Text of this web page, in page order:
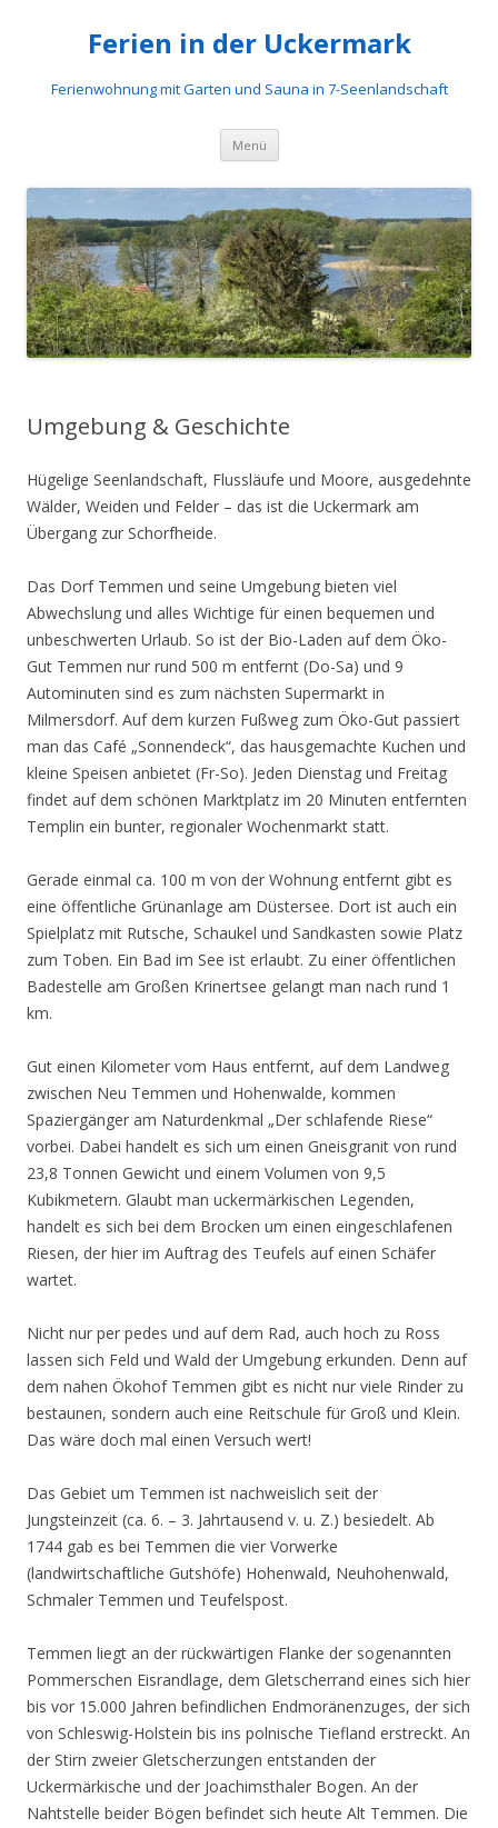
Ferien in der Uckermark
Ferienwohnung mit Garten und Sauna in 7-Seenlandschaft
Menü Zum
springen
Umgebung & Geschichte
Hügelige Seenlandschaft, Flussläufe und Moore, ausgedehnte
Wälder, Weiden und Felder – das ist die Uckermark am
Übergang zur Schorfheide.
Das Dorf Temmen und seine Umgebung bieten viel
Abwechslung und alles Wichtige für einen bequemen und
unbeschwerten Urlaub. So ist der Bio-Laden auf dem Öko-
Gut Temmen nur rund 500 m entfernt (Do-Sa) und 9
Autominuten sind es zum nächsten Supermarkt in
Milmersdorf. Auf dem kurzen Fußweg zum Öko-Gut passiert
man das Café „Sonnendeck“, das hausgemachte Kuchen und
kleine Speisen anbietet (Fr-So). Jeden Dienstag und Freitag
findet auf dem schönen Marktplatz im 20 Minuten entfernten
Templin ein bunter, regionaler Wochenmarkt statt.
Gerade einmal ca. 100 m von der Wohnung entfernt gibt es
eine öffentliche Grünanlage am Düstersee. Dort ist auch ein
Spielplatz mit Rutsche, Schaukel und Sandkasten sowie Platz
zum Toben. Ein Bad im See ist erlaubt. Zu einer öffentlichen
Badestelle am Großen Krinertsee gelangt man nach rund 1
km.
Gut einen Kilometer vom Haus entfernt, auf dem Landweg
zwischen Neu Temmen und Hohenwalde, kommen
Spaziergänger am Naturdenkmal „Der schlafende Riese“
vorbei. Dabei handelt es sich um einen Gneisgranit von rund
23,8 Tonnen Gewicht und einem Volumen von 9,5
Kubikmetern. Glaubt man uckermärkischen Legenden,
handelt es sich bei dem Brocken um einen eingeschlafenen
Riesen, der hier im Auftrag des Teufels auf einen Schäfer
wartet.
Nicht nur per pedes und auf dem Rad, auch hoch zu Ross
lassen sich Feld und Wald der Umgebung erkunden. Denn auf
dem nahen Ökohof Temmen gibt es nicht nur viele Rinder zu
bestaunen, sondern auch eine Reitschule für Groß und Klein.
Das wäre doch mal einen Versuch wert!
Das Gebiet um Temmen ist nachweislich seit der
Jungsteinzeit (ca. 6. – 3. Jahrtausend v. u. Z.) besiedelt. Ab
1744 gab es bei Temmen die vier Vorwerke
(landwirtschaftliche Gutshöfe) Hohenwald, Neuhohenwald,
Schmaler Temmen und Teufelspost.
Temmen liegt an der rückwärtigen Flanke der sogenannten
Pommerschen Eisrandlage, dem Gletscherrand eines sich hier
bis vor 15.000 Jahren befindlichen Endmoränenzuges, der sich
von Schleswig-Holstein bis ins polnische Tiefland erstreckt. An
der Stirn zweier Gletscherzungen entstanden der
Uckermärkische und der Joachimsthaler Bogen. An der
Nahtstelle beider Bögen befindet sich heute Alt Temmen. Die